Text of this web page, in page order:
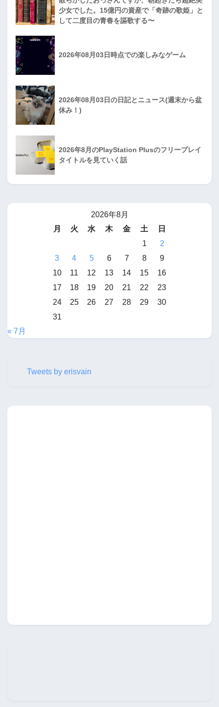
少女でした。15億円の資産で「奇跡の歌姫」と
して二度目の青春を謳歌する〜
2026年08月03日時点での楽しみなゲーム
2026年08月03日の日記とニュース(週末から盆
休み！)
2026年8月のPlayStation Plusのフリープレイ
タイトルを見ていく話
2026年8月
月
火 水 木 金 土
日
1
2
3
4 5 6 7 8
9
10
11 12 13 14 15
16
17
18 19 20 21 22
23
24
25 26 27 28 29
30
31
« 7月
Tweets by erisvain